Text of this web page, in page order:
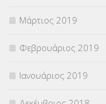
Μάρτιος 2019
Φεβρουάριος 2019
Ιανουάριος 2019